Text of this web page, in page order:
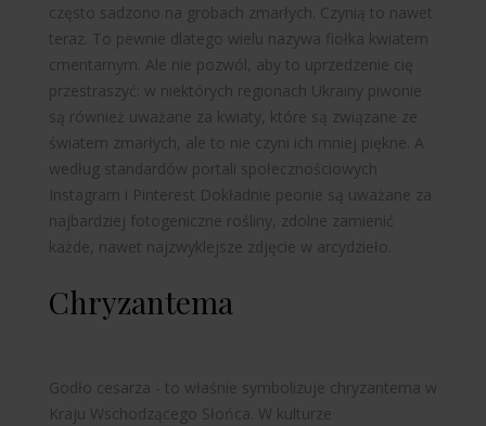
często sadzono na grobach zmarłych. Czynią to nawet
teraz. To pewnie dlatego wielu nazywa fiołka kwiatem
cmentarnym. Ale nie pozwól, aby to uprzedzenie cię
przestraszyć: w niektórych regionach Ukrainy piwonie
są również uważane za kwiaty, które są związane ze
światem zmarłych, ale to nie czyni ich mniej piękne. A
według standardów portali społecznościowych
Instagram i Pinterest Dokładnie peonie są uważane za
najbardziej fotogeniczne rośliny, zdolne zamienić
każde, nawet najzwyklejsze zdjęcie w arcydzieło.
Chryzantema
Godło cesarza - to właśnie symbolizuje chryzantema w
Kraju Wschodzącego Słońca. W kulturze